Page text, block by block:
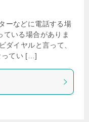
ーなどに電話する場
いる場合がありま
ダイヤルと言って、
ってい […]